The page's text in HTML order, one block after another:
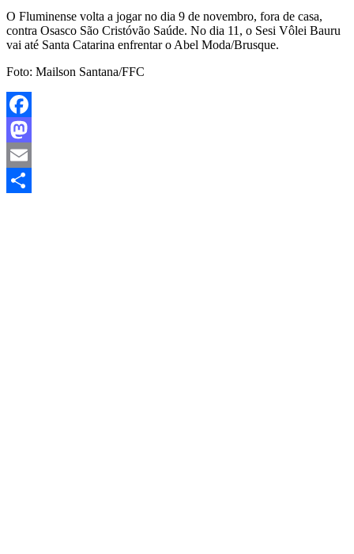
O Fluminense volta a jogar no dia 9 de novembro, fora de casa,
contra Osasco São Cristóvão Saúde. No dia 11, o Sesi Vôlei Bauru
vai até Santa Catarina enfrentar o Abel Moda/Brusque.
Foto: Mailson Santana/FFC
Facebook
Mastodon
Email